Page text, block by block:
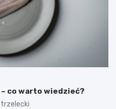
co warto wiedzieć?